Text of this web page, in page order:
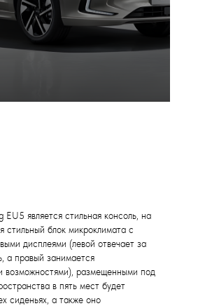
является стильная консоль, на
стильный блок микроклимата с
дисплеями (левой отвечает за
а правый занимается
возможностями), размещенными под
в пять мест будет
сиденьях, а также оно